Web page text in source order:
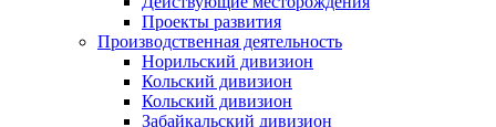
Проекты развития
Производственная деятельность
Норильский дивизион
Кольский дивизион
Кольский дивизион
Забайкальский дивизион